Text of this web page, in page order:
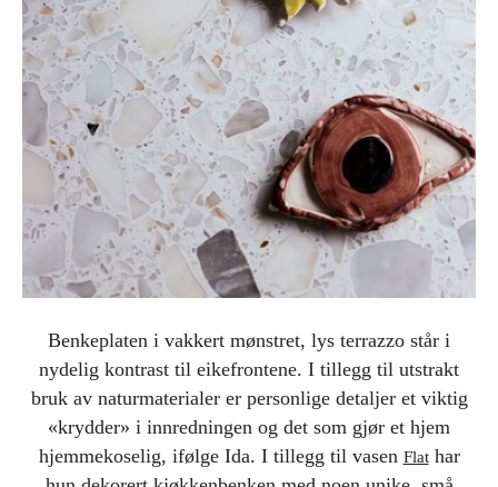
Benkeplaten i vakkert mønstret, lys terrazzo står i
nydelig kontrast til eikefrontene. I tillegg til utstrakt
bruk av naturmaterialer er personlige detaljer et viktig
«krydder» i innredningen og det som gjør et hjem
hjemmekoselig, ifølge Ida. I tillegg til vasen Flathar